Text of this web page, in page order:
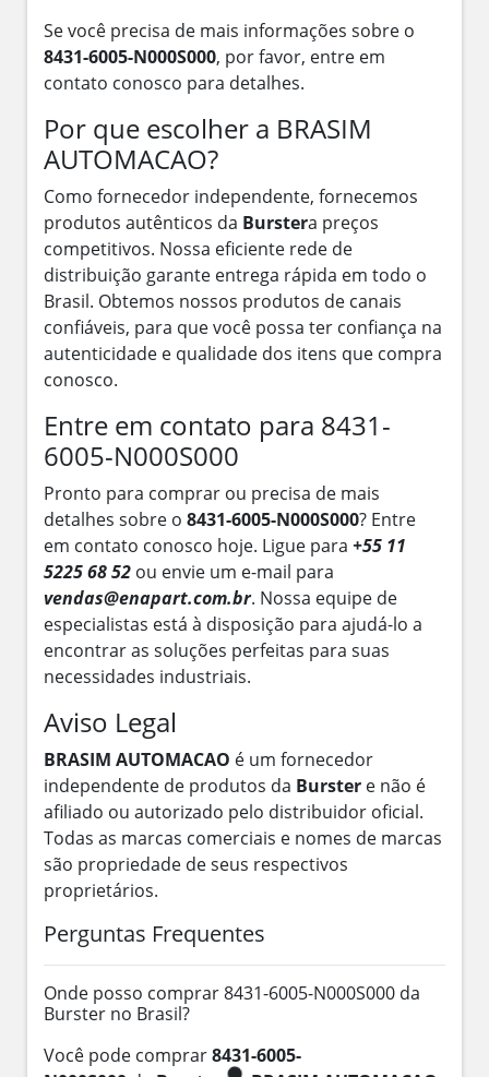
Se você precisa de mais informações sobre o
8431-6005-N000S000, por favor, entre em
contato conosco para detalhes.
Por que escolher a BRASIM
AUTOMACAO?
Como fornecedor independente, fornecemos
produtos autênticos da Burstera preços
competitivos. Nossa eficiente rede de
distribuição garante entrega rápida em todo o
Brasil. Obtemos nossos produtos de canais
confiáveis, para que você possa ter confiança na
autenticidade e qualidade dos itens que compra
conosco.
Entre em contato para 8431-
6005-N000S000
Pronto para comprar ou precisa de mais
detalhes sobre o 8431-6005-N000S000? Entre
em contato conosco hoje. Ligue para +55 11
5225 68 52 ou envie um e-mail para
vendas@enapart.com.br. Nossa equipe de
especialistas está à disposição para ajudá-lo a
encontrar as soluções perfeitas para suas
necessidades industriais.
Aviso Legal
BRASIM AUTOMACAO é um fornecedor
independente de produtos da Burster e não é
afiliado ou autorizado pelo distribuidor oficial.
Todas as marcas comerciais e nomes de marcas
são propriedade de seus respectivos
proprietários.
Perguntas Frequentes
Onde posso comprar 8431-6005-N000S000 da
Burster no Brasil?
Você pode comprar8431-6005-